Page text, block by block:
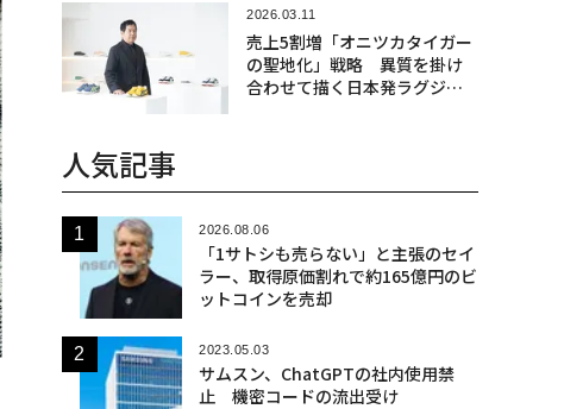
2026.03.11
売上5割増「オニツカタイガー
の聖地化」戦略 異質を掛け
合わせて描く日本発ラグジュ
人気記事
2026.08.06
「1サトシも売らない」と主張のセイ
ラー、取得原価割れで約165億円のビ
ットコインを売却
2023.05.03
サムスン、ChatGPTの社内使用禁
止 機密コードの流出受け